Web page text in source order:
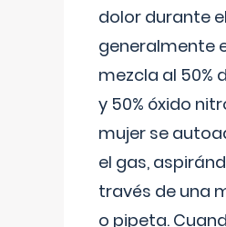
dolor durante
generalmente
mezcla al 50%
y 50% óxido
mujer se
el gas,
través de una
o pipeta.